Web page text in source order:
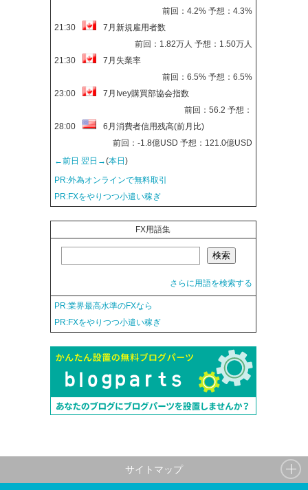
前回：4.2% 予想：4.3%
21:30
7月新規雇用者数
前回：1.82万人 予想：1.50万人
21:30
7月失業率
前回：6.5% 予想：6.5%
23:00
7月Ivey購買部協会指数
前回：56.2 予想：
28:00
6月消費者信用残高(前月比)
前回：-1.8億USD 予想：121.0億USD
←前日 翌日→(本日)
PR:外為オンラインで無料取引
PR:FXをやりつつ小遣い稼ぎ
FX用語集
さらに用語を検索する
PR:業界最高水準のFXなら
PR:FXをやりつつ小遣い稼ぎ
サイトマップ